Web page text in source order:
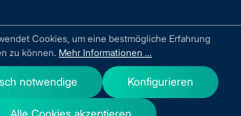
anzeigen
Cookies, um eine bestmögliche Erfahrung
zu können. Mehr Informationen ...
notwendige Konfigurieren
Alle Cookies akzeptieren